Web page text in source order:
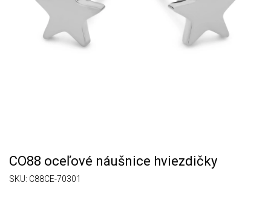
CO88 oceľové náušnice hviezdičky
SKU: C88CE-70301